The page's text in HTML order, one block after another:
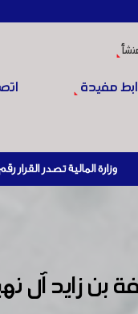
مفيدة
421 تاريخ 24/3/2026 المتضمن الزام المستوردين بإبراز براءة ذمة مالية سارية صادرة عن الهيئة العامة للضرائب والرسوم أو مديرياتها عند القيام بعمليات الاستيراد
بن زايد آل